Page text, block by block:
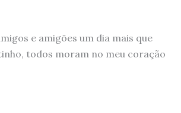
e amigões um dia mais que
todos moram no meu coração